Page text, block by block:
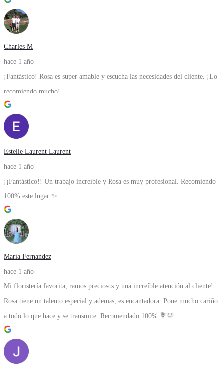
Charles M
hace 1 año
¡Fantástico! Rosa es super amable y escucha las necesidades del cliente. ¡Lo
recomiendo mucho!
Estelle Laurent Laurent
hace 1 año
¡¡Fantástico!! Un trabajo increíble y Rosa es muy profesional. Recomiendo
100% este lugar ✨
María Fernandez
hace 1 año
Mi floristería favorita, ramos preciosos y una increíble atención al cliente!
Rosa tiene un talento especial y además, es encantadora. Pone mucho cariño
a todo lo que hace y se transmite. Recomendado 100% 💐🩷